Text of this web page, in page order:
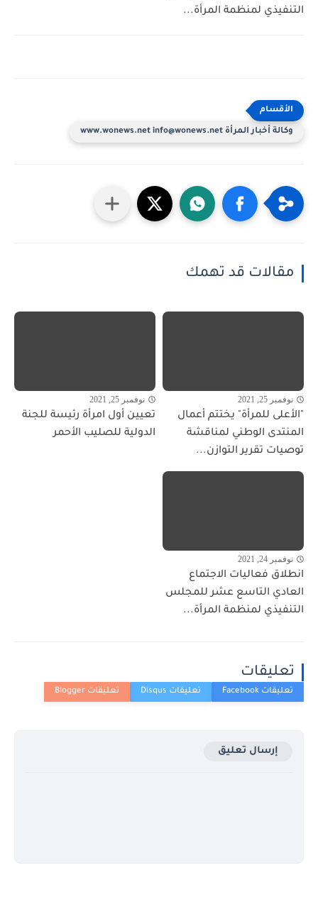
التنفيذي لمنظمة المرأة...
وكالة أخبار المرأة www.wonews.net info@wonews.net
مقالات قد تهمك
نوفمبر 25, 2021
"الأعلى للمرأة" يختتم أعمال
المنتدى الوطني لمناقشة
توصيات تقرير التوازن...
نوفمبر 25, 2021
تعيين أول امرأة رئيسة للجنة
الدولية للصليب الأحمر
نوفمبر 24, 2021
انطلاق فعاليات الاجتماع
العادي التاسع عشر للمجلس
التنفيذي لمنظمة المرأة...
تعليقات
إرسال تعليق